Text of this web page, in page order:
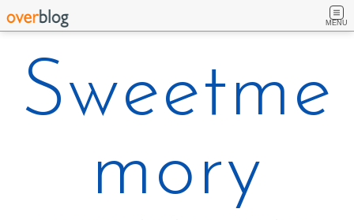
MENU
Sweetme
mory